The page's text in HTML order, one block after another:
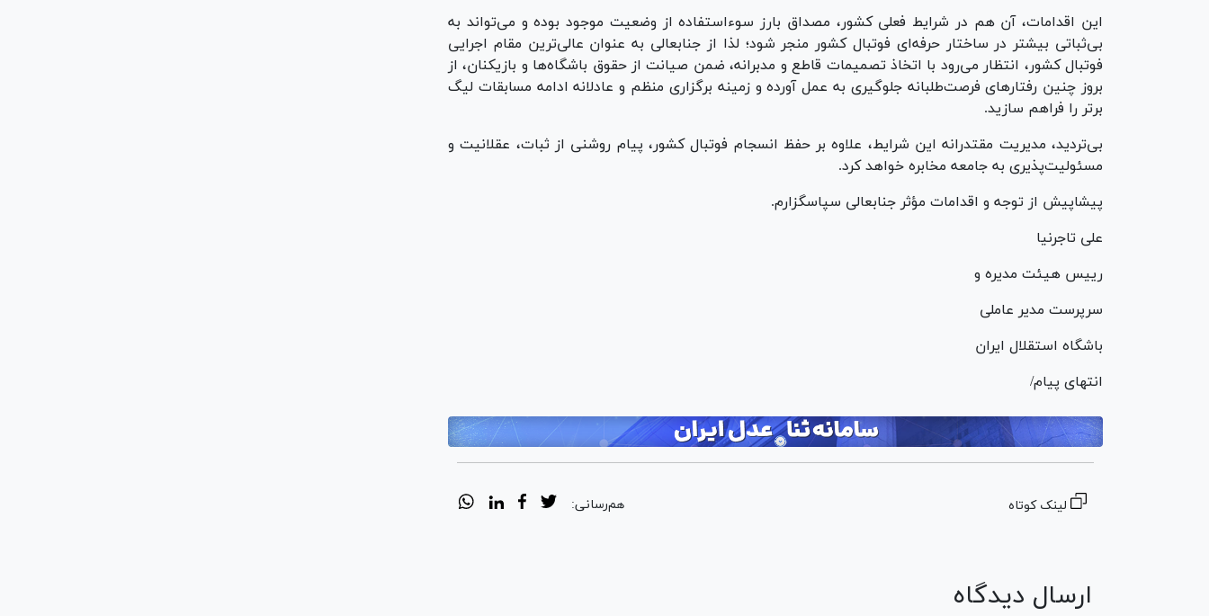
این اقدامات، آن هم در شرایط فعلی کشور، مصداق بارز سوءاستفاده از وضعیت موجود بوده و می‌تواند به
بی‌ثباتی بیشتر در ساختار حرفه‌ای فوتبال کشور منجر شود؛ لذا از جنابعالی به عنوان عالی‌ترین مقام اجرایی
فوتبال کشور، انتظار می‌رود با اتخاذ تصمیمات قاطع و مدبرانه، ضمن صیانت از حقوق باشگاه‌ها و بازیکنان، از
بروز چنین رفتار‌های فرصت‌طلبانه جلوگیری به عمل آورده و زمینه برگزاری منظم و عادلانه ادامه مسابقات لیگ
برتر را فراهم سازید.
بی‌تردید، مدیریت مقتدرانه این شرایط، علاوه بر حفظ انسجام فوتبال کشور، پیام روشنی از ثبات، عقلانیت و
مسئولیت‌پذیری به جامعه مخابره خواهد کرد.
پیشاپیش از توجه و اقدامات مؤثر جنابعالی سپاسگزارم.
علی تاجرنیا
رییس هیئت مدیره و
سرپرست مدیر عاملی
باشگاه استقلال ایران
انتهای پیام/
لینک کوتاه هم‌رسانی:
ارسال دیدگاه